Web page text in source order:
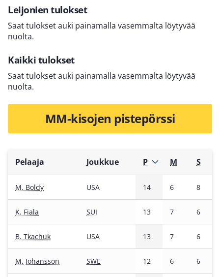
Leijonien tulokset
Saat tulokset auki painamalla vasemmalta löytyvää
nuolta.
Kaikki tulokset
Saat tulokset auki painamalla vasemmalta löytyvää
nuolta.
MM-kisojen pistepörssi
Pelaaja Joukkue P M S
M. Boldy USA 14 6 8
K. Fiala SUI 13 7 6
B. Tkachuk USA 13 7 6
M. Johansson SWE 12 6 6